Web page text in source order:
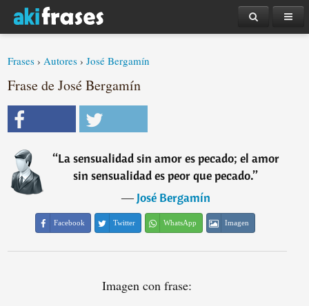
Frases ›Autores ›José Bergamín
Frase de José Bergamín
“La sensualidad sin amor es pecado; el amor
sin sensualidad es peor que pecado.”
―José Bergamín
Facebook Twitter WhatsApp Imagen
Imagen con frase: